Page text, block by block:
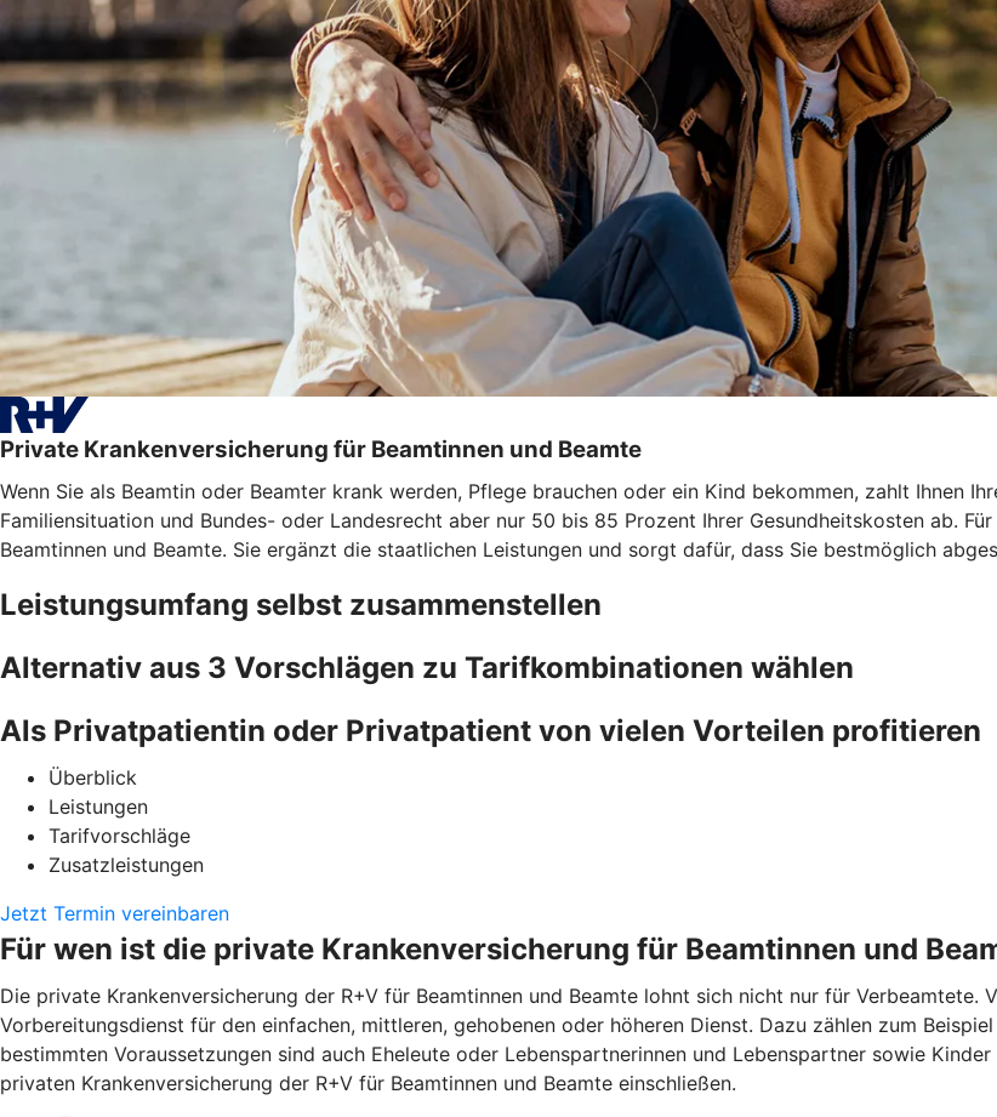
Private Krankenversicherung für Beamtinnen und Beamte
Wenn Sie als Beamtin oder Beamter krank werden, Pflege brauchen oder ein Kind bekommen, zahlt Ihnen
Familiensituation und Bundes- oder Landesrecht aber nur 50 bis 85 Prozent Ihrer Gesundheitskosten ab.
Beamtinnen und Beamte. Sie ergänzt die staatlichen Leistungen und sorgt dafür, dass Sie bestmöglich
Leistungsumfang selbst zusammenstellen
Alternativ aus 3 Vorschlägen zu Tarifkombinationen wählen
Als Privatpatientin oder Privatpatient von vielen Vorteilen profitieren
Überblick
Leistungen
Tarifvorschläge
Zusatzleistungen
Jetzt Termin vereinbaren
Für wen ist die private Krankenversicherung für Beamtinnen und
Die private Krankenversicherung der R+V für Beamtinnen und Beamte lohnt sich nicht nur für Verbeamtete.
Vorbereitungsdienst für den einfachen, mittleren, gehobenen oder höheren Dienst. Dazu zählen zum
bestimmten Voraussetzungen sind auch Eheleute oder Lebenspartnerinnen und Lebenspartner sowie
privaten Krankenversicherung der R+V für Beamtinnen und Beamte einschließen.